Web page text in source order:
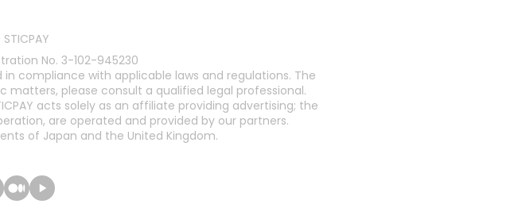
No. 3-102-945230
compliance with applicable laws and regulations. The
please consult a qualified legal professional.
acts solely as an affiliate providing advertising; the
are operated and provided by our partners.
of Japan and the United Kingdom.